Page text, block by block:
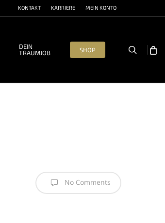
KONTAKT KARRIERE MEIN KONTO
DEIN
TRAUMJOB
SHOP search
No Comments